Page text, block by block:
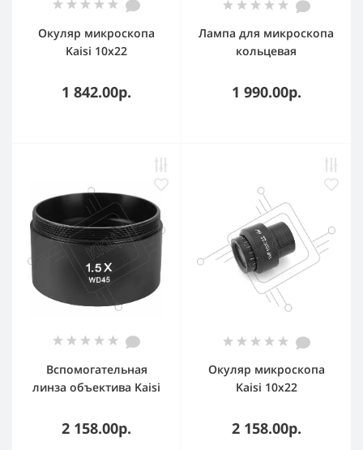
Окуляр микроскопа
Kaisi 10x22
7050/7045
1 842.00р.
Лампа для микроскопа
кольцевая
D056
1 990.00р.
Вспомогательная
линза объектива Kaisi
2 158.00р.
Окуляр микроскопа
Kaisi 10x22
2 158.00р.